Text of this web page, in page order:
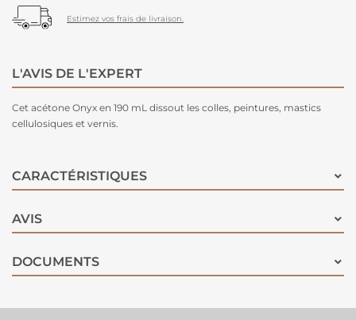
Estimez vos frais de livraison.
L'AVIS DE L'EXPERT
Cet acétone Onyx en 190 mL dissout les colles, peintures, mastics
cellulosiques et vernis.
CARACTÉRISTIQUES
AVIS
DOCUMENTS